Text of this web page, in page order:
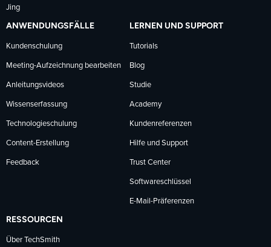
Jing
ANWENDUNGSFÄLLE
Kundenschulung
Meeting-Aufzeichnung bearbeiten
Anleitungsvideos
Wissenserfassung
Technologieschulung
Content-Erstellung
Feedback
LERNEN UND SUPPORT
Tutorials
Blog
Studie
Academy
Kundenreferenzen
Hilfe und Support
Trust Center
Softwareschlüssel
E-Mail-Präferenzen
RESSOURCEN
Über TechSmith